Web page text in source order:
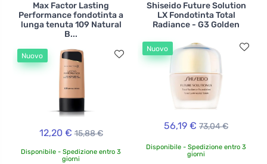
Max Factor Lasting
Performance fondotinta a
lunga tenuta 109 Natural
B...
Nuovo
12,20 € 15,88 €
Disponibile - Spedizione entro 3
giorni
Shiseido Future Solution
LX Fondotinta Total
Radiance - G3 Golden
Nuovo
56,19 € 73,04 €
Disponibile - Spedizione entro 3
giorni